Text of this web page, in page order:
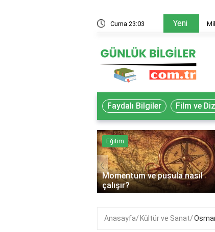
Cuma 23:03 Yeni
Faydalı Bilgiler Film ve
Eğitim
Momentum ve pusula nasıl
çalışır?
‹
Anasayfa Kültür ve Sanat